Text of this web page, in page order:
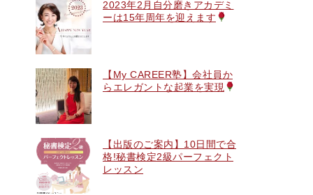
2023年2月自分磨きアカデミ
ーは15年周年を迎えます
【My CAREER塾】会社員か
らエレガントな起業を実現
【出版のご案内】10日間で合
格!秘書検定2級パーフェクト
レッスン